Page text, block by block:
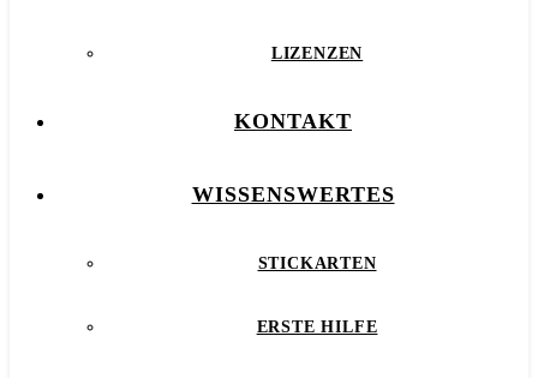
LIZENZEN
KONTAKT
WISSENSWERTES
STICKARTEN
ERSTE HILFE